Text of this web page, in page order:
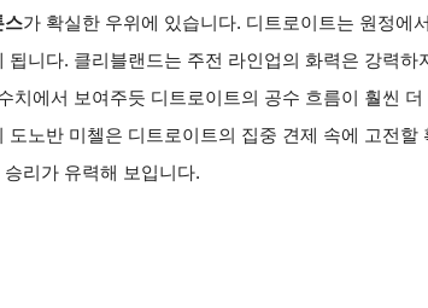
스가 확실한 우위에 있습니다. 디트로이트는 원정에
니다. 클리블랜드는 주전 라인업의 화력은 강력
에서 보여주듯 디트로이트의 공수 흐름이 훨씬
노반 미첼은 디트로이트의 집중 견제 속에 고전
리가 유력해 보입니다.